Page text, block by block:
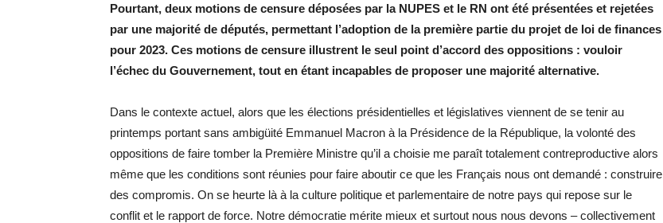
Pourtant, deux motions de censure déposées par la NUPES et le RN ont été présentées et rejetées
par une majorité de députés, permettant l’adoption de la première partie du projet de loi de finances
pour 2023. Ces motions de censure illustrent le seul point d’accord des oppositions : vouloir
l’échec du Gouvernement, tout en étant incapables de proposer une majorité alternative.
Dans le contexte actuel, alors que les élections présidentielles et législatives viennent de se tenir au
printemps portant sans ambigüité Emmanuel Macron à la Présidence de la République, la volonté des
oppositions de faire tomber la Première Ministre qu’il a choisie me paraît totalement contreproductive alors
même que les conditions sont réunies pour faire aboutir ce que les Français nous ont demandé : construire
des compromis. On se heurte là à la culture politique et parlementaire de notre pays qui repose sur le
conflit et le rapport de force. Notre démocratie mérite mieux et surtout nous nous devons – collectivement